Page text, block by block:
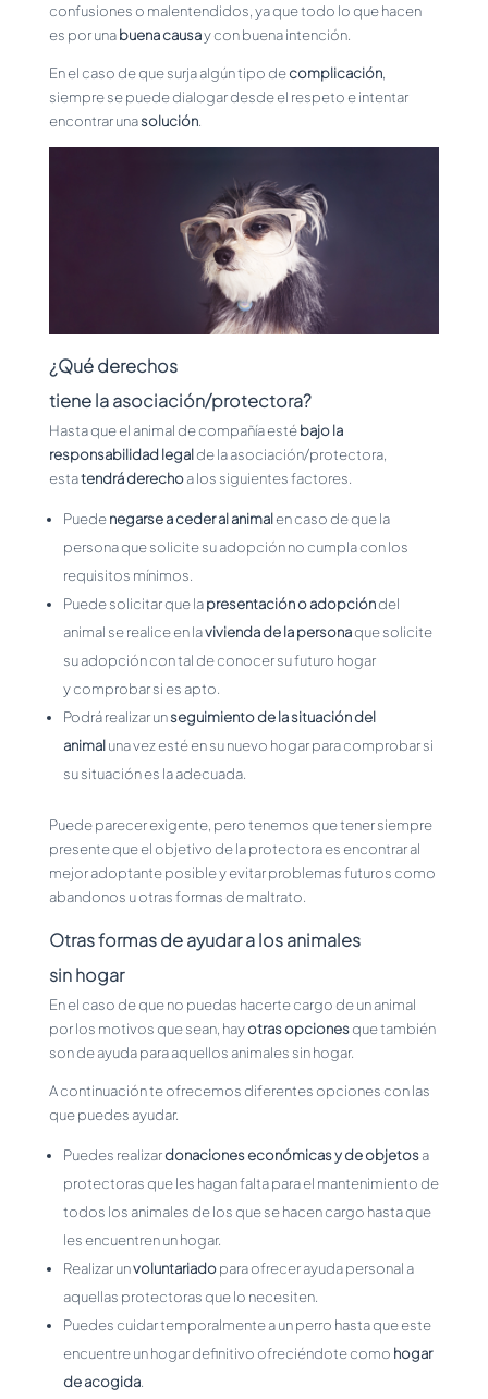
confusiones o malentendidos, ya que todo lo que hacen
es por unabuena causay con buena intención.
En el caso de que surja algún tipo decomplicación,
siempre se puede dialogar desde el respeto e intentar
encontrar unasolución.
¿Qué derechos
tiene la asociación/protectora?
Hasta que el animal de compañía estébajo la
responsabilidad legalde la asociación/protectora,
estatendrá derechoa los siguientes factores.
Puedenegarse a ceder al animalen caso de que la
persona que solicite su adopción no cumpla con los
requisitos mínimos.
Puede solicitar que lapresentación o adopcióndel
animal se realice en lavivienda de la personaque solicite
su adopción con tal de conocer su futuro hogar
y comprobar si es apto.
Podrá realizar unseguimiento de la situación del
animaluna vez esté en su nuevo hogar para comprobar si
su situación es la adecuada.
Puede parecer exigente, pero tenemos que tener siempre
presente que el objetivo de la protectora es encontrar al
mejor adoptante posible y evitar problemas futuros como
abandonos u otras formas de maltrato.
Otras formas de ayudar a los animales
sin hogar
En el caso de que no puedas hacerte cargo de un animal
por los motivos que sean, hayotras opcionesque también
son de ayuda para aquellos animales sin hogar.
A continuación te ofrecemos diferentes opciones con las
que puedes ayudar.
Puedes realizardonaciones económicas y de objetosa
protectoras que les hagan falta para el mantenimiento de
todos los animales de los que se hacen cargo hasta que
les encuentren un hogar.
Realizar unvoluntariadopara ofrecer ayuda personal a
aquellas protectoras que lo necesiten.
Puedes cuidar temporalmente a un perro hasta que este
encuentre un hogar definitivo ofreciéndote como hogar
de acogida.